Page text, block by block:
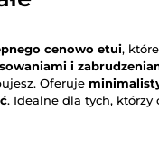
cenowo etui,
i
Oferuje
. Idealne dla tych, którzy